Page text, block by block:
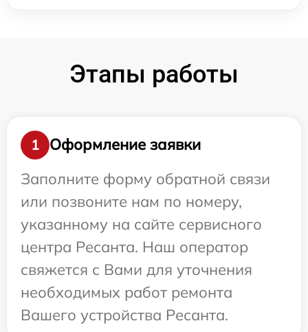
Этапы работы
1
Оформление заявки
Заполните форму обратной связи
или позвоните нам по номеру,
указанному на сайте сервисного
центра Ресанта. Наш оператор
свяжется с Вами для уточнения
необходимых работ ремонта
Вашего устройства Ресанта.